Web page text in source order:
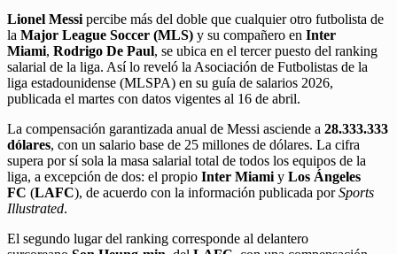
Lionel Messipercibe más del doble que cualquier otro futbolista de
la Major League Soccer (MLS) y su compañero en Inter
Miami, Rodrigo De Paul, se ubica en el tercer puesto del ranking
salarial de la liga. Así lo reveló la Asociación de Futbolistas de la
liga estadounidense (MLSPA) en su guía de salarios 2026,
publicada el martes con datos vigentes al 16 de abril.
La compensación garantizada anual de Messi asciende a 28.333.333
dólares, con un salario base de 25 millones de dólares. La cifra
supera por sí sola la masa salarial total de todos los equipos de la
liga, a excepción de dos: el propio Inter Miamiy Los Ángeles
FC (LAFC), de acuerdo con la información publicada porSports
Illustrated.
El segundo lugar del ranking corresponde al delantero